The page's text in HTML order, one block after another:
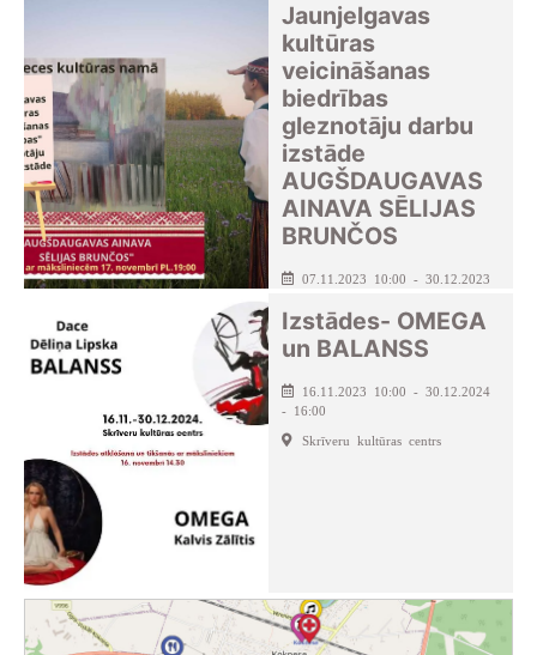
Jaunjelgavas
kultūras
veicināšanas
biedrības
gleznotāju darbu
izstāde
AUGŠDAUGAVAS
AINAVA SĒLIJAS
BRUNČOS
07.11.2023 10:00 - 30.12.2023
Seces pagasta kultūras nams
Izstādes- OMEGA
un BALANSS
16.11.2023 10:00 - 30.12.2024
- 16:00
Skrīveru kultūras centrs